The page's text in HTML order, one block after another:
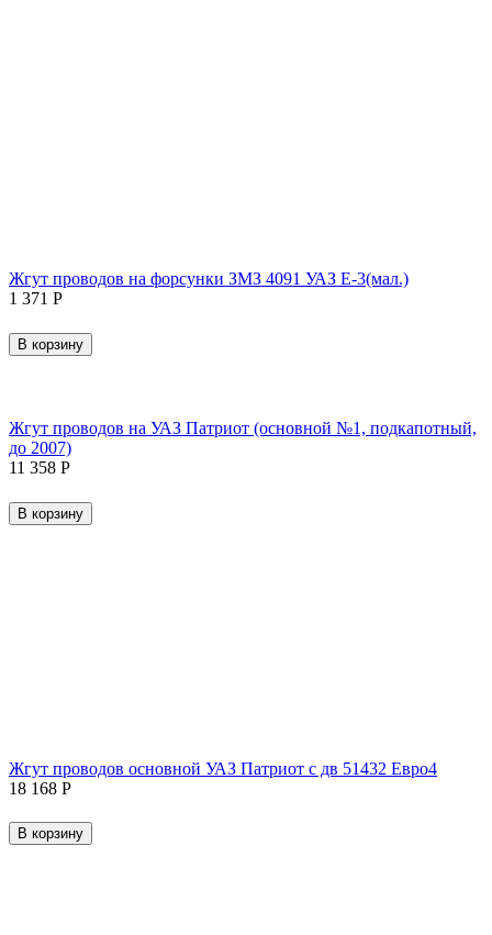
Жгут проводов на форсунки ЗМЗ 4091 УАЗ Е-3(мал.)
1 371 Р
В корзину
Жгут проводов на УАЗ Патриот (основной №1, подкапотный,
до 2007)
11 358 Р
В корзину
Жгут проводов основной УАЗ Патриот с дв 51432 Евро4
18 168 Р
В корзину